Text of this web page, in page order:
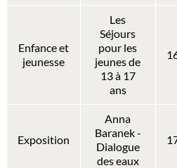
Enfance et
jeunesse
Les
Séjours
pour les
jeunes de
13 à 17
ans
Exposition
Anna
Baranek -
Dialogue
des eaux